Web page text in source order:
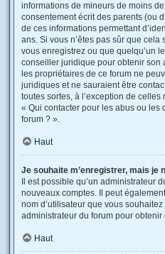
informations de mineurs de moins
consentement écrit des parents (ou
de ces informations permettant
ans. Si vous n’êtes pas sûr que cela
vous enregistrez ou que quelqu’un
conseiller juridique pour obtenir son
les propriétaires de ce forum ne
juridiques et ne sauraient être
toutes sortes, à l’exception de
« Qui contacter pour les abus ou les
forum ? ».
Haut
Je souhaite m’enregistrer, mais je
Il est possible qu’un administrateur
nouveaux comptes. Il peut
nom d’utilisateur que vous
administrateur du forum pour obtenir
Haut